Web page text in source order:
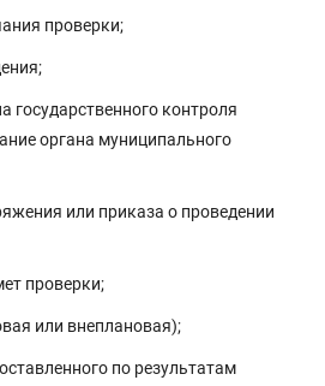
проверки;
государственного контроля
органа муниципального
или приказа о проведении
проверки;
или внеплановая);
по результатам